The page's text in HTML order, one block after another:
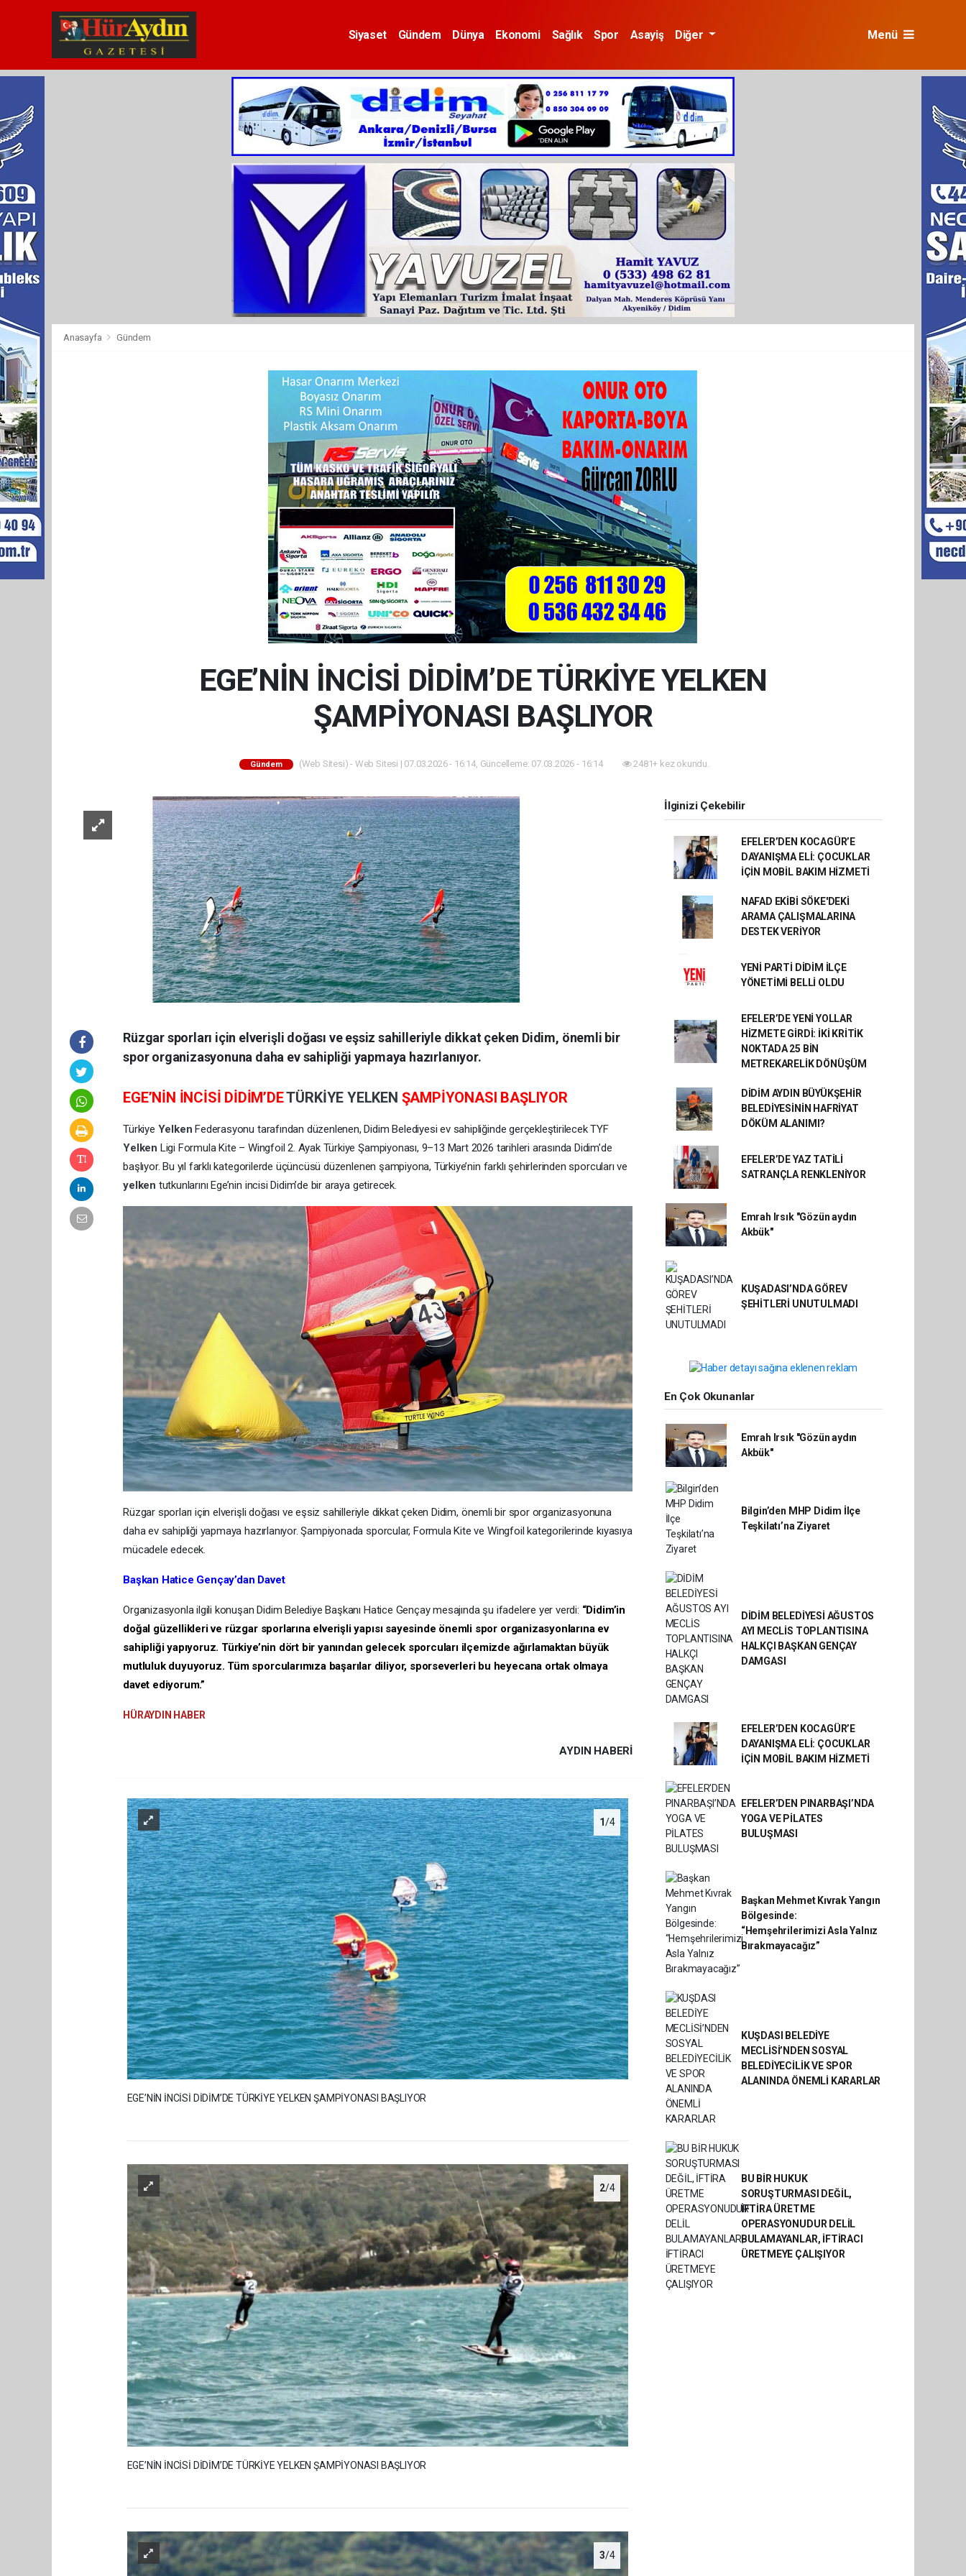
Siyaset Gündem Dünya Ekonomi Sağlık Spor Asayiş Diğer Menü
Anasayfa Gündem
EGE’NİN İNCİSİ DİDİM’DE TÜRKİYE YELKEN
ŞAMPİYONASI BAŞLIYOR
Gündem (Web Sitesi) - Web Sitesi | 07.03.2026 - 16:14, Güncelleme: 07.03.2026 - 16:14 2481+ kez okundu.
Rüzgar sporları için elverişli doğası ve eşsiz sahilleriyle dikkat çeken Didim, önemli bir
spor organizasyonuna daha ev sahipliği yapmaya hazırlanıyor.
EGE’NİN İNCİSİ DİDİM’DETÜRKİYE YELKEN ŞAMPİYONASI BAŞLIYOR
Türkiye YelkenFederasyonu tarafından düzenlenen, Didim Belediyesi ev sahipliğinde gerçekleştirilecek TYF
Yelken Ligi Formula Kite – Wingfoil 2. Ayak Türkiye Şampiyonası, 9–13 Mart 2026 tarihleri arasında Didim’de
başlıyor. Bu yıl farklı kategorilerde üçüncüsü düzenlenen şampiyona, Türkiye’nin farklı şehirlerinden sporcuları ve
yelken tutkunlarını Ege’nin incisi Didim’de bir araya getirecek.
Rüzgar sporları için elverişli doğası ve eşsiz sahilleriyle dikkat çeken Didim, önemli bir spor organizasyonuna
daha ev sahipliği yapmaya hazırlanıyor. Şampiyonada sporcular, Formula Kite ve Wingfoil kategorilerinde kıyasıya
mücadele edecek.
Başkan Hatice Gençay’dan Davet
Organizasyonla ilgili konuşan Didim Belediye Başkanı Hatice Gençay mesajında şu ifadelere yer verdi: “Didim’in
doğal güzellikleri ve rüzgar sporlarına elverişli yapısı sayesinde önemli spor organizasyonlarına ev
sahipliği yapıyoruz. Türkiye’nin dört bir yanından gelecek sporcuları ilçemizde ağırlamaktan büyük
mutluluk duyuyoruz. Tüm sporcularımıza başarılar diliyor, sporseverleri bu heyecana ortak olmaya
davet ediyorum.”
HÜRAYDIN HABER
AYDIN HABERİ
1/4
EGE’NİN İNCİSİ DİDİM’DE TÜRKİYE YELKEN ŞAMPİYONASI BAŞLIYOR
2/4
EGE’NİN İNCİSİ DİDİM’DE TÜRKİYE YELKEN ŞAMPİYONASI BAŞLIYOR
3/4
İlginizi Çekebilir
EFELER’DEN KOCAGÜR’E
DAYANIŞMA ELİ: ÇOCUKLAR
İÇİN MOBİL BAKIM HİZMETİ
NAFAD EKİBİ SÖKE'DEKİ
ARAMA ÇALIŞMALARINA
DESTEK VERİYOR
YENİ PARTİ DİDİM İLÇE
YÖNETİMİ BELLİ OLDU
EFELER’DE YENİ YOLLAR
HİZMETE GİRDİ: İKİ KRİTİK
NOKTADA 25 BİN
METREKARELİK DÖNÜŞÜM
DİDİM AYDIN BÜYÜKŞEHİR
BELEDİYESİNİN HAFRİYAT
DÖKÜM ALANIMI?
EFELER’DE YAZ TATİLİ
SATRANÇLA RENKLENİYOR
Emrah Irsık "Gözün aydın
Akbük"
KUŞADASI’NDA GÖREV
ŞEHİTLERİ UNUTULMADI
En Çok Okunanlar
Emrah Irsık "Gözün aydın
Akbük"
Bilgin’den MHP Didim İlçe
Teşkilatı’na Ziyaret
DİDİM BELEDİYESİ AĞUSTOS
AYI MECLİS TOPLANTISINA
HALKÇI BAŞKAN GENÇAY
DAMGASI
EFELER’DEN KOCAGÜR’E
DAYANIŞMA ELİ: ÇOCUKLAR
İÇİN MOBİL BAKIM HİZMETİ
EFELER’DEN PINARBAŞI’NDA
YOGA VE PİLATES
BULUŞMASI
Başkan Mehmet Kıvrak Yangın
Bölgesinde:
“Hemşehrilerimizi Asla Yalnız
Bırakmayacağız”
KUŞDASI BELEDİYE
MECLİSİ’NDEN SOSYAL
BELEDİYECİLİK VE SPOR
ALANINDA ÖNEMLİ KARARLAR
BU BİR HUKUK
SORUŞTURMASI DEĞİL,
İFTİRA ÜRETME
OPERASYONUDUR DELİL
BULAMAYANLAR, İFTİRACI
ÜRETMEYE ÇALIŞIYOR